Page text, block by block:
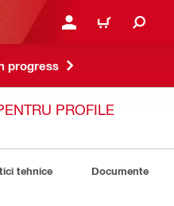
CONECTARE SAU
COȘ
progress
PROFILE
tehnice Documente